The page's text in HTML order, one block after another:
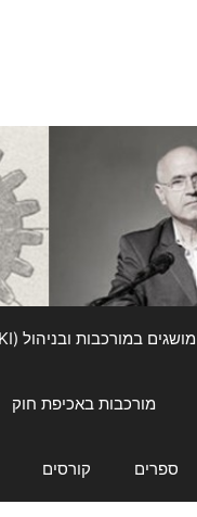
מושגים במורכבות ובניהול (WIKI)
מורכבות באכיפת חוק
ספרים קורסים